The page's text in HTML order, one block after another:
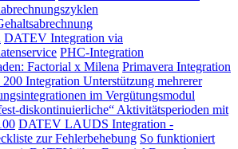
DATEV Integration via
PHC-Integration
Factorial x Milena Primavera Integration
200 Integration Unterstützung mehrerer
im Vergütungsmodul
diskontinuierliche“ Aktivitätsperioden mit
DATEV LAUDS Integration -
zur Fehlerbehebung So funktioniert